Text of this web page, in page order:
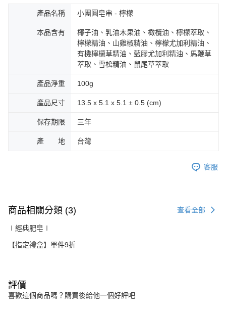
產品名稱 小團圓皂串 - 檸檬
本品含有
椰子油、乳油木果油、橄欖油、檸檬萃取、
檸檬精油、山雞椒精油、檸檬尤加利精油、
有機檸檬草精油、藍膠尤加利精油、馬鞭草
萃取、雪松精油、鼠尾草萃取
產品淨重 100g
產品尺寸 13.5 x 5.1 x 5.1 ± 0.5 (cm)
保存期限 三年
產 地 台灣
客服
商品相關分類 (3) 查看全部
∣經典肥皂∣
【指定禮盒】單件9折
評價
喜歡這個商品嗎？購買後給他一個好評吧